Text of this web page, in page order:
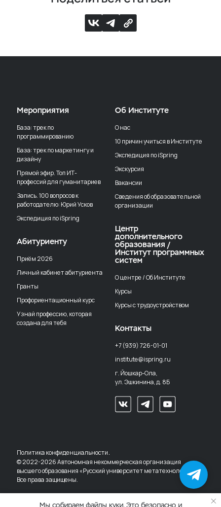
Всё о вузе
в чат-боте
Мероприятия
База: трек по
программированию
База: трек по маркетингу и
дизайну
Прямой эфир. Топ ИТ-
профессий для гуманитариев
Запись. 100 вопросов к
работодателю: Юрий Усков
Экспедиция по iSpring
Абитуриенту
Приём 2026
Личный кабинет абитуриента
Гранты
Профориентационный курс
Узнай профессию, которая
создана для тебя
Об Институте
О нас
10 причин учиться в Институте
Экспедиция по iSpring
Экскурсия
Вакансии
Сведения об образовательной
организации
Центр
дополнительного
образования /
Институт программных
систем
О центре / Об Институте
Курсы
Курсы с трудоустройством
Контакты
+7 (939) 726-01-01
institute@ispring.ru
г. Йошкар-Ола,
ул. Эшкинина, д. 8Б
Политика конфиденциальности.
© 2022-2026 Автономная некоммерческая организация
высшего образования «Русский университет метатехнологий».
Все права защищены.
Мы собираем файлы куки. Это безопасно и